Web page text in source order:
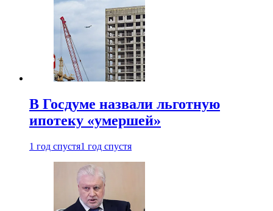
В Госдуме назвали льготную
ипотеку «умершей»
1 год спустя1 год спустя